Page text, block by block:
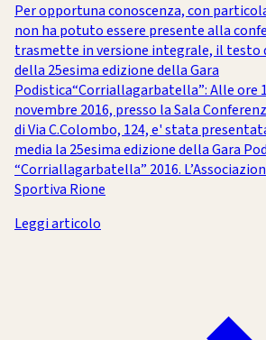
Per opportuna conoscenza, con
non ha potuto essere presente alla
trasmette in versione integrale, il testo
della 25esima edizione della Gara
Podistica“Corriallagarbatella”: Alle ore
novembre 2016, presso la Sala
di Via C.Colombo, 124, e' stata
media la 25esima edizione della Gara
“Corriallagarbatella” 2016.
Sportiva Rione
Leggi articolo